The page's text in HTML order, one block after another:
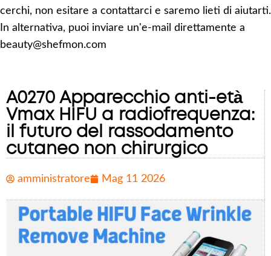
cerchi, non esitare a contattarci e saremo lieti di aiutarti.
In alternativa, puoi inviare un'e-mail direttamente a
beauty@shefmon.com
A0270 Apparecchio anti-età
Vmax HIFU a radiofrequenza:
il futuro del rassodamento
cutaneo non chirurgico
amministratore Mag 11 2026